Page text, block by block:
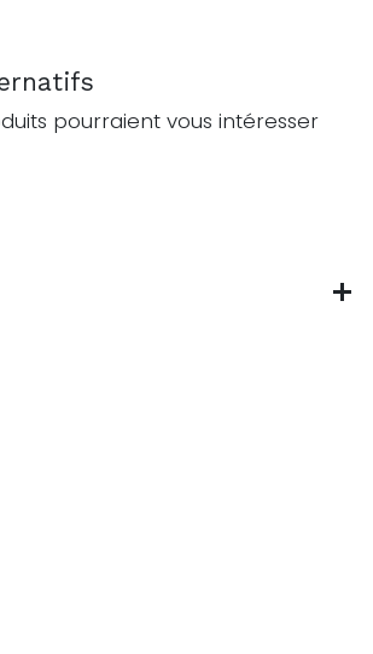
pourraient vous intéresser